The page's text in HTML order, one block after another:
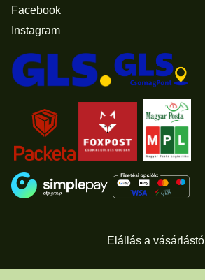
Facebook
Instagram
Elállás a vásárlástól